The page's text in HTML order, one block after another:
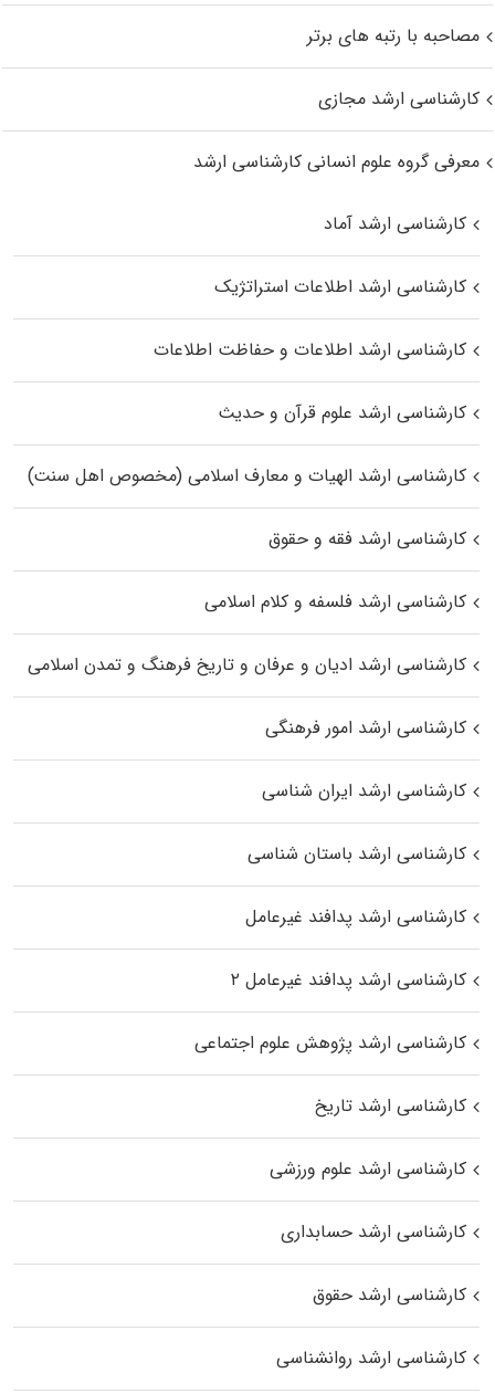
مصاحبه با رتبه های برتر
کارشناسی ارشد مجازی
معرفی گروه علوم انسانی کارشناسی ارشد
کارشناسی ارشد آماد
کارشناسی ارشد اطلاعات استراتژیک
کارشناسی ارشد اطلاعات و حفاظت اطلاعات
کارشناسی ارشد علوم قرآن و حدیث
کارشناسی ارشد الهیات و معارف اسلامی (مخصوص اهل سنت)
کارشناسی ارشد فقه و حقوق
کارشناسی ارشد فلسفه و کلام اسلامی
کارشناسی ارشد ادیان و عرفان و تاریخ فرهنگ و تمدن اسلامی
کارشناسی ارشد امور فرهنگی
کارشناسی ارشد ایران شناسی
کارشناسی ارشد باستان شناسی
کارشناسی ارشد پدافند غیرعامل
کارشناسی ارشد پدافند غیرعامل ۲
کارشناسی ارشد پژوهش علوم اجتماعی
کارشناسی ارشد تاریخ
کارشناسی ارشد علوم ورزشی
کارشناسی ارشد حسابداری
کارشناسی ارشد حقوق
کارشناسی ارشد روانشناسی